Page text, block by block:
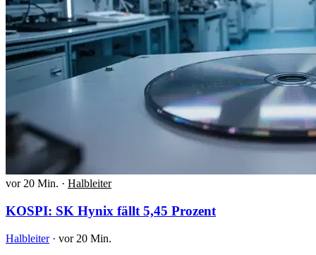
vor 20 Min. · Halbleiter
KOSPI: SK Hynix fällt 5,45 Prozent
Halbleiter · vor 20 Min.